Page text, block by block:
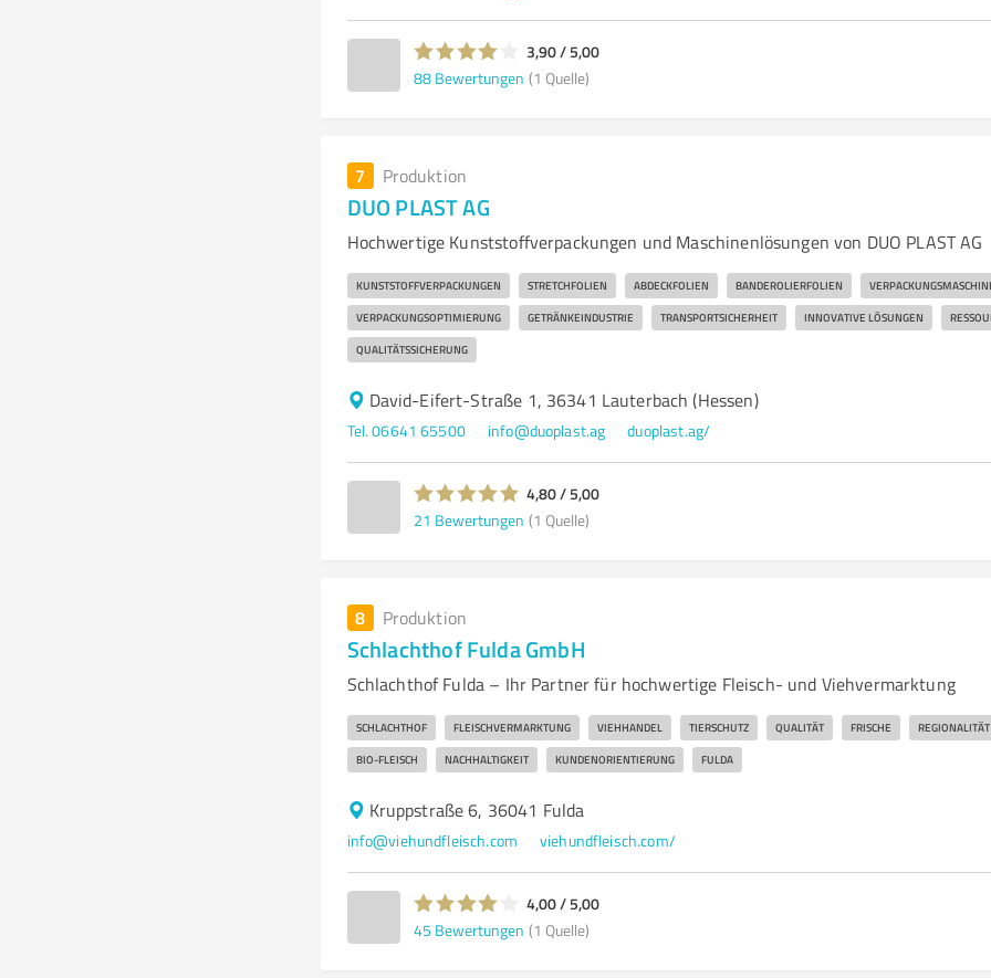
3,90 / 5,00
88 Bewertungen (1 Quelle)
7 Produktion
DUO PLAST AG
Hochwertige Kunststoffverpackungen und Maschinenlösungen von DUO PLAST AG
KUNSTSTOFFVERPACKUNGEN STRETCHFOLIEN ABDECKFOLIEN BANDEROLIERFOLIEN
VERPACKUNGSOPTIMIERUNG GETRÄNKEINDUSTRIE TRANSPORTSICHERHEIT INNOVATIVE LÖSUNGEN
QUALITÄTSSICHERUNG
David-Eifert-Straße 1, 36341 Lauterbach (Hessen)
Tel. 06641 65500 info@duoplast.ag duoplast.ag/
4,80 / 5,00
21 Bewertungen (1 Quelle)
8 Produktion
Schlachthof Fulda GmbH
Schlachthof Fulda – Ihr Partner für hochwertige Fleisch- und Viehvermarktung
SCHLACHTHOF FLEISCHVERMARKTUNG VIEHHANDEL TIERSCHUTZ QUALITÄT FRISCHE REGIONALITÄT
BIO-FLEISCH NACHHALTIGKEIT KUNDENORIENTIERUNG FULDA
Kruppstraße 6, 36041 Fulda
info@viehundfleisch.com viehundfleisch.com/
4,00 / 5,00
45 Bewertungen (1 Quelle)